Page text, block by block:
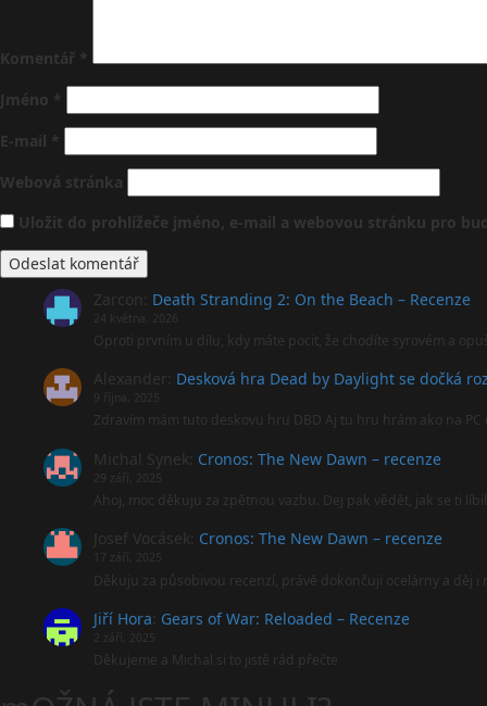
Komentář *
Jméno *
E-mail *
Webová stránka
Uložit do prohlížeče jméno, e-mail a webovou stránku pro
Zarcon Death Stranding 2: On the Beach – Recenze
24 května, 2026
Oproti prvním u dílu, kdy máte pocit, že chodíte syrovém a
Alexander Desková hra Dead by Daylight se dočká
9 října, 2025
Zdravím mám tuto deskovu hru DBD Aj tu hru hrám ako na PC
Michal Synek Cronos: The New Dawn – recenze
29 září, 2025
Ahoj, moc děkuju za zpětnou vazbu. Dej pak vědět, jak se ti líbil
Josef Vocásek Cronos: The New Dawn – recenze
17 září, 2025
Děkuju za působivou recenzí, právě dokončuji ocelárny a děj
Jiří Hora Gears of War: Reloaded – Recenze
2 září, 2025
Děkujeme a Michal si to jistě rád přečte